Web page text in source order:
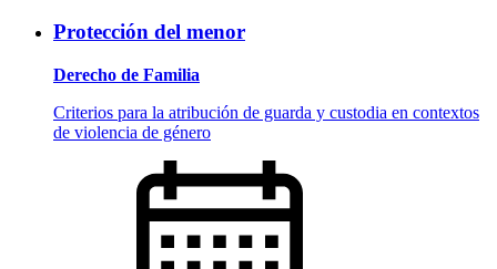
Protección del menor
Derecho de Familia
Criterios para la atribución de guarda y custodia en contextos
de violencia de género